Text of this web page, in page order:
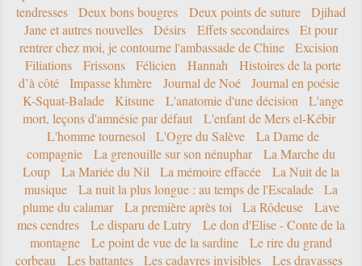
tendresses
Deux bons bougres Deux points de suture
Djihad
Jane et autres nouvelles
Désirs Effets secondaires
Et pour
rentrer chez moi, je contourne l'ambassade de Chine
Excision
Filiations
Frissons Félicien Hannah
Histoires de la porte
d’à côté
Impasse khmère Journal de Noé
Journal en poésie
K-Squat-Balade
Kitsune L'anatomie d'une décision
L'ange
mort, leçons d'amnésie par défaut
L'enfant de Mers el-Kébir
L'homme tournesol
L'Ogre du Salève
La Dame de
compagnie
La grenouille sur son nénuphar
La Marche du
Loup
La Mariée du Nil La mémoire effacée
La Nuit de la
musique
La nuit la plus longue : au temps de l'Escalade
La
plume du calamar
La première après toi La Rôdeuse
Lave
mes cendres
Le disparu de Lutry
Le don d'Elise - Conte de la
montagne
Le point de vue de la sardine
Le rire du grand
corbeau
Les battantes Les cadavres invisibles
Les dravasses